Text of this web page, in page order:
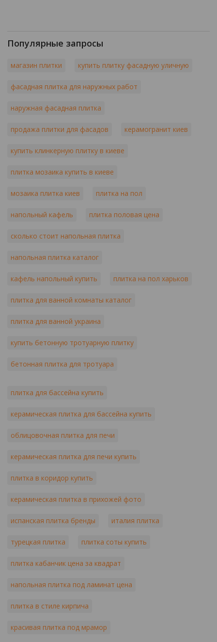
Популярные запросы
магазин плитки купить плитку фасадную уличную
фасадная плитка для наружных работ
наружная фасадная плитка
продажа плитки для фасадов керамогранит киев
купить клинкерную плитку в киеве
плитка мозаика купить в киеве
мозаика плитка киев плитка на пол
напольный кафель плитка половая цена
сколько стоит напольная плитка
напольная плитка каталог
кафель напольный купить плитка на пол харьков
плитка для ванной комнаты каталог
плитка для ванной украина
купить бетонную тротуарную плитку
бетонная плитка для тротуара
плитка для бассейна купить
керамическая плитка для бассейна купить
облицовочная плитка для печи
керамическая плитка для печи купить
плитка в коридор купить
керамическая плитка в прихожей фото
испанская плитка бренды италия плитка
турецкая плитка плитка соты купить
плитка кабанчик цена за квадрат
напольная плитка под ламинат цена
плитка в стиле кирпича
красивая плитка под мрамор